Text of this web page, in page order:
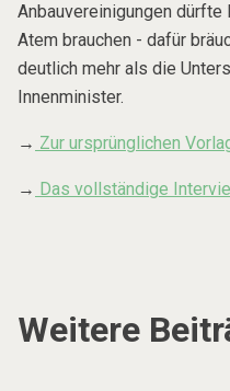
Anbauvereinigungen dürfte
Atem brauchen - dafür
deutlich mehr als die
Innenminister.
→ Zur ursprünglichen
→ Das vollständige
Weitere